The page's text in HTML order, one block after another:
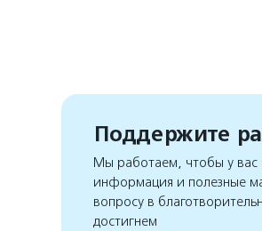
Поддержите
Мы работаем, чтобы у вас
информация и полезные
вопросу в
достигнем